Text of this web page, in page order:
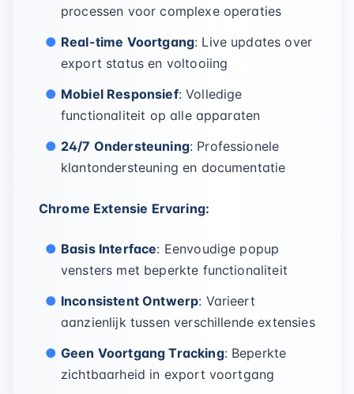
processen voor complexe operaties
Real-time Voortgang: Live updates over
export status en voltooiing
Mobiel Responsief: Volledige
functionaliteit op alle apparaten
24/7 Ondersteuning: Professionele
klantondersteuning en documentatie
Chrome Extensie Ervaring:
Basis Interface: Eenvoudige popup
vensters met beperkte functionaliteit
Inconsistent Ontwerp: Varieert
aanzienlijk tussen verschillende extensies
Geen Voortgang Tracking: Beperkte
zichtbaarheid in export voortgang